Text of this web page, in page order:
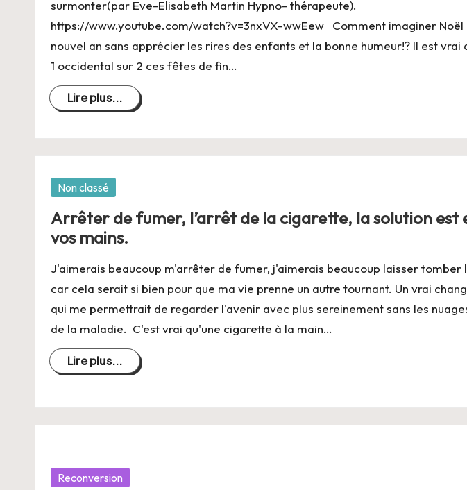
h
a
n
g
e
r
s
a
V
ie
surmonter(par Eve-Elisabeth Martin Hypno- thérapeute).
https://www.youtube.com/watch?v=3nxVX-wwEew Comment imaginer Noël
nouvel an sans apprécier les rires des enfants et la bonne humeur!? Il est vrai
1 occidental sur 2 ces fêtes de fin…
Lire plus...
Posté
Non classé
Arrêter de fumer, l’arrêt de la cigarette, la solution est
vos mains.
J'aimerais beaucoup m'arrêter de fumer, j'aimerais beaucoup laisser tomber
car cela serait si bien pour que ma vie prenne un autre tournant. Un vrai
qui me permettrait de regarder l'avenir avec plus sereinement sans les
de la maladie. C'est vrai qu'une cigarette à la main…
Lire plus...
Posté
Reconversion